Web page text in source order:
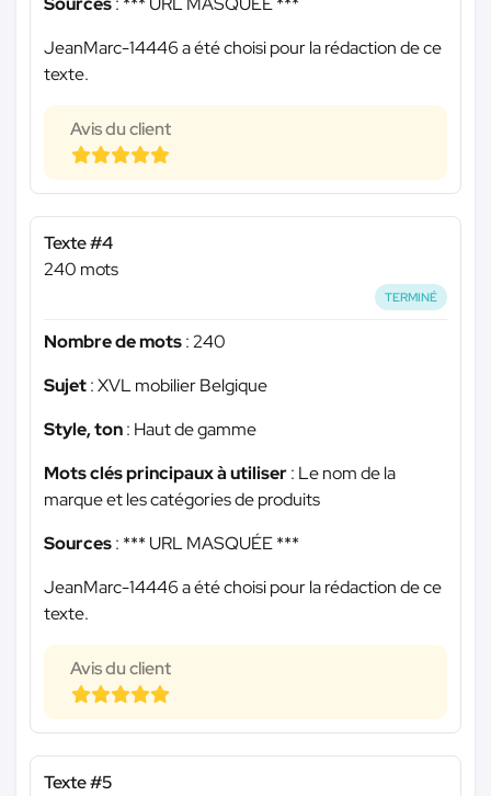
JeanMarc-14446 a été choisi pour la rédaction de ce
texte.
Avis du client
Texte #4
240 mots
TERMINÉ
Nombre de mots: 240
Sujet: XVL mobilier Belgique
Style, ton: Haut de gamme
Mots clés principaux à utiliser: Le nom de la
marque et les catégories de produits
Sources: *** URL MASQUÉE ***
JeanMarc-14446 a été choisi pour la rédaction de ce
texte.
Avis du client
Texte #5